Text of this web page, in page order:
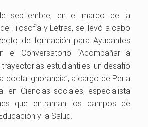
septiembre, en el marco de la
Filosofía y Letras, se llevó a cabo
de formación para Ayudantes
el Conversatorio “Acompañar a
estudiantiles: un desafío
docta ignorancia”, a cargo de Perla
en Ciencias sociales, especialista
que entraman los campos de
y la Salud.